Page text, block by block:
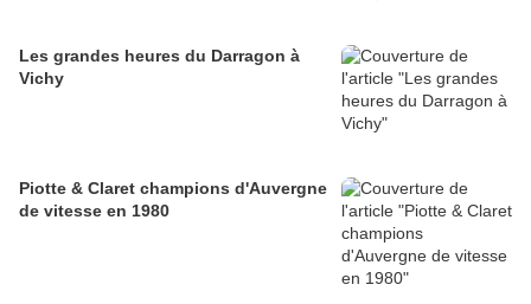
Les grandes heures du Darragon à
Vichy
Piotte & Claret champions d'Auvergne
de vitesse en 1980